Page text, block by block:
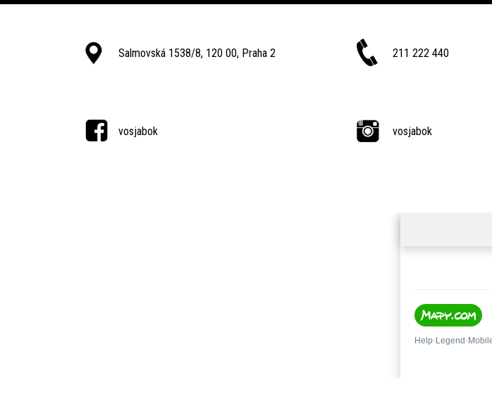
Salmovská 1538/8, 120 00, Praha 2 211 222 440
vosjabok vosjabok